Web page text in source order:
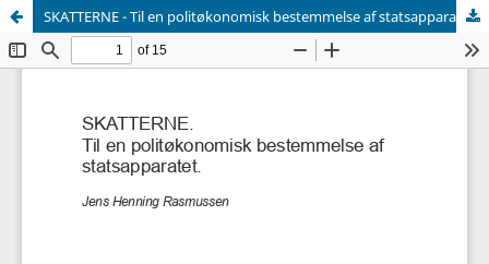
SKATTERNE - Til en politøkonomisk bestemmelse af statsapparatet.